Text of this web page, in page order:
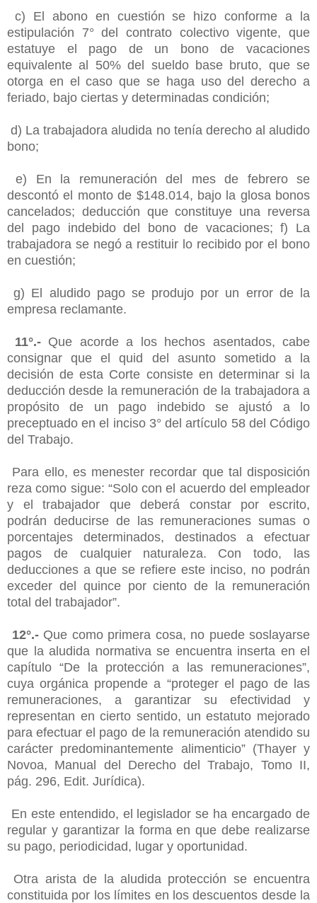
c) El abono en cuestión se hizo conforme a la
estipulación 7° del contrato colectivo vigente, que
estatuye el pago de un bono de vacaciones
equivalente al 50% del sueldo base bruto, que se
otorga en el caso que se haga uso del derecho a
feriado, bajo ciertas y determinadas condición;
d) La trabajadora aludida no tenía derecho al aludido
bono;
e) En la remuneración del mes de febrero se
descontó el monto de $148.014, bajo la glosa bonos
cancelados; deducción que constituye una reversa
del pago indebido del bono de vacaciones; f) La
trabajadora se negó a restituir lo recibido por el bono
en cuestión;
g) El aludido pago se produjo por un error de la
empresa reclamante.
11°.- Que acorde a los hechos asentados, cabe
consignar que el quid del asunto sometido a la
decisión de esta Corte consiste en determinar si la
deducción desde la remuneración de la trabajadora a
propósito de un pago indebido se ajustó a lo
preceptuado en el inciso 3° del artículo 58 del Código
del Trabajo.
Para ello, es menester recordar que tal disposición
reza como sigue: “Solo con el acuerdo del empleador
y el trabajador que deberá constar por escrito,
podrán deducirse de las remuneraciones sumas o
porcentajes determinados, destinados a efectuar
pagos de cualquier naturaleza. Con todo, las
deducciones a que se refiere este inciso, no podrán
exceder del quince por ciento de la remuneración
total del trabajador”.
12°.-Que como primera cosa, no puede soslayarse
que la aludida normativa se encuentra inserta en el
capítulo “De la protección a las remuneraciones”,
cuya orgánica propende a “proteger el pago de las
remuneraciones, a garantizar su efectividad y
representan en cierto sentido, un estatuto mejorado
para efectuar el pago de la remuneración atendido su
carácter predominantemente alimenticio” (Thayer y
Novoa, Manual del Derecho del Trabajo, Tomo II,
pág. 296, Edit. Jurídica).
En este entendido, el legislador se ha encargado de
regular y garantizar la forma en que debe realizarse
su pago, periodicidad, lugar y oportunidad.
Otra arista de la aludida protección se encuentra
constituida por los límites en los descuentos desde la